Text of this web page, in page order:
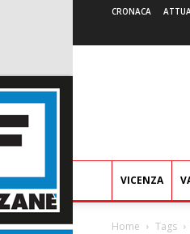
CRONACA
VICENZA
Home Tags